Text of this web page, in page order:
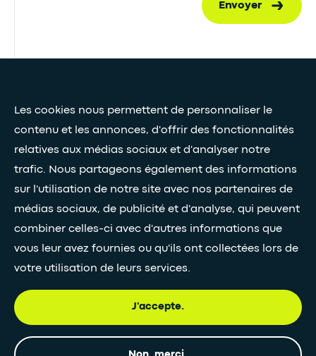
Les cookies nous permettent de personnaliser le
contenu et les annonces, d'offrir des fonctionnalités
relatives aux médias sociaux et d'analyser notre
trafic. Nous partageons également des informations
sur l'utilisation de notre site avec nos partenaires de
médias sociaux, de publicité et d'analyse, qui peuvent
combiner celles-ci avec d'autres informations que
vous leur avez fournies ou qu'ils ont collectées lors de
votre utilisation de leurs services.
J'accepte.
Envoyer
Nos livres blancs
Restez connectés grâce à notre newsletter
SUIVEZ-NOUS•